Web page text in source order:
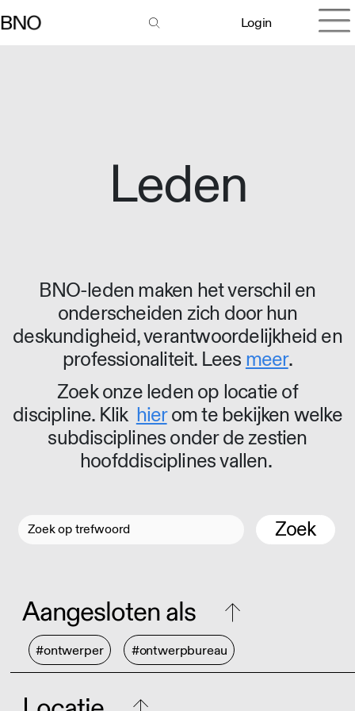
Login
Leden
BNO-leden maken het verschil en
onderscheiden zich door hun
deskundigheid, verantwoordelijkheid en
professionaliteit. Lees meer.
Zoek onze leden op locatie of
discipline. Klik hierom te bekijken welke
subdisciplines onder de zestien
hoofddisciplines vallen.
Zoek
Aangesloten als
#ontwerper #ontwerpbureau